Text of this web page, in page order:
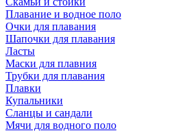
Плавание и водное поло
Очки для плавания
Шапочки для плавания
Ласты
Маски для плавния
Трубки для плавания
Плавки
Купальники
Сланцы и сандали
Мячи для водного поло